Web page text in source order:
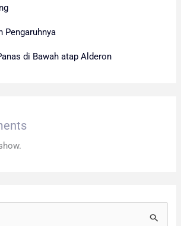
Pengaruhnya
di Bawah atap Alderon